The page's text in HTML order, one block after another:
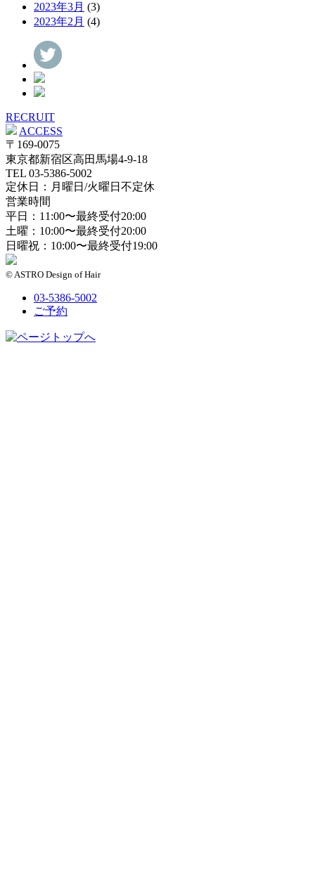
2023年3月 (3)
2023年2月 (4)
RECRUIT
ACCESS
〒169-0075
東京都新宿区高田馬場4-9-18
TEL 03-5386-5002
定休日：月曜日/火曜日不定休
営業時間
平日：11:00〜最終受付20:00
土曜：10:00〜最終受付20:00
日曜祝：10:00〜最終受付19:00
© ASTRO Design of Hair
03-5386-5002
ご予約